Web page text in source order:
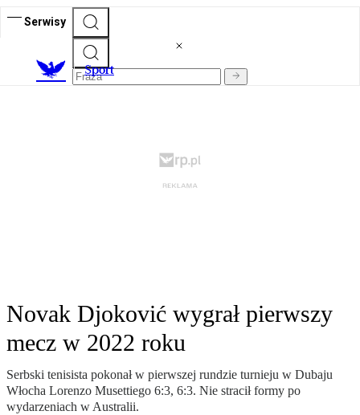
Serwisy
Sport
Novak Djoković wygrał pierwszy
mecz w 2022 roku
Serbski tenisista pokonał w pierwszej rundzie turnieju w Dubaju
Włocha Lorenzo Musettiego 6:3, 6:3. Nie stracił formy po
wydarzeniach w Australii.